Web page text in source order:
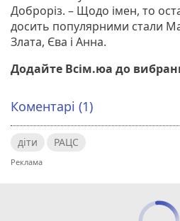
Доброріз. – Щодо імен, то
досить популярними стали
Злата, Єва і Анна.
Додайте Всім.юа до
Коментарі (1)
діти РАЦС